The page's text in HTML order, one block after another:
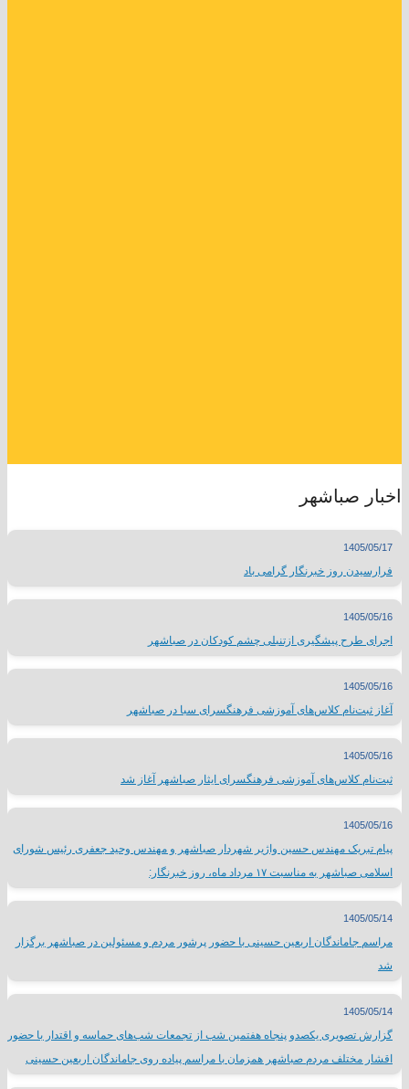
اخبار صباشهر
1405/05/17
فرارسیدن روز خبرنگار گرامی باد
1405/05/16
اجرای طرح پیشگیری ازتنبلی چشم کودکان در صباشهر
1405/05/16
آغاز ثبت‌نام کلاس‌های آموزشی فرهنگسرای سبا در صباشهر
1405/05/16
ثبت‌نام کلاس‌های آموزشی فرهنگسرای ایثار صباشهر آغاز شد
1405/05/16
پیام تبریک مهندس حسین واژیر شهردار صباشهر و مهندس وحید جعفری رئیس شورای
اسلامی صباشهر به مناسبت ۱۷ مرداد ماه، روز خبرنگار:
1405/05/14
مراسم جاماندگان اربعین حسینی با حضور پرشور مردم و مسئولین در صباشهر برگزار
شد
1405/05/14
گزارش تصویری یکصدو پنجاه هفتمین شب از تجمعات شب‌های حماسه و اقتدار با حضور
اقشار مختلف مردم صباشهر همزمان با مراسم پیاده روی جاماندگان اربعین حسینی